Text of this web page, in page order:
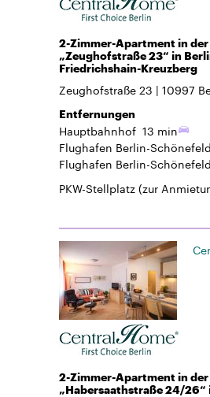
2-Zimmer-Apartment in
„Zeughofstraße 23“ in
Friedrichshain-Kreuzberg
Zeughofstraße 23 10997
Entfernungen
Hauptbahnhof 13 min
Flughafen Berlin-Schönefeld
Flughafen Berlin-Schönefeld
PKW-Stellplatz(zur
2-Zimmer-Apartment in
„Habersaathstraße 24/